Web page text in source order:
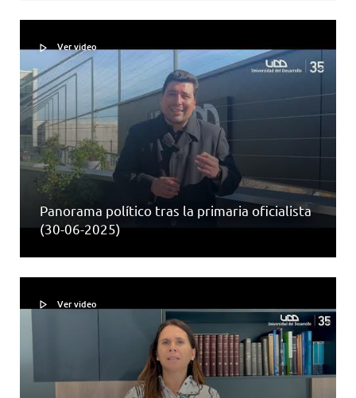
Ver video
Panorama político tras la primaria oficialista
(30-06-2025)
Ver video